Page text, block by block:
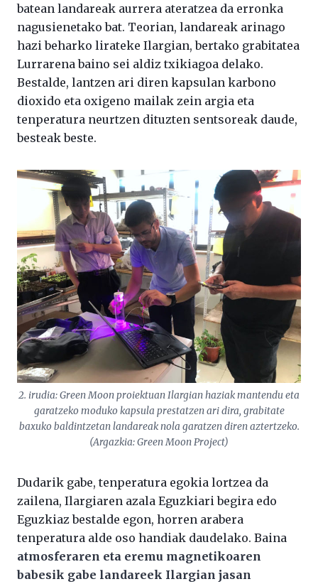
batean landareak aurrera ateratzea da erronka
nagusienetako bat. Teorian, landareak arinago
hazi beharko lirateke Ilargian, bertako grabitatea
Lurrarena baino sei aldiz txikiagoa delako.
Bestalde, lantzen ari diren kapsulan karbono
dioxido eta oxigeno mailak zein argia eta
tenperatura neurtzen dituzten sentsoreak daude,
besteak beste.
2. irudia: Green Moon proiektuan Ilargian haziak mantendu eta
garatzeko moduko kapsula prestatzen ari dira, grabitate
baxuko baldintzetan landareak nola garatzen diren aztertzeko.
(Argazkia: Green Moon Project)
Dudarik gabe, tenperatura egokia lortzea da
zailena, Ilargiaren azala Eguzkiari begira edo
Eguzkiaz bestalde egon, horren arabera
tenperatura alde oso handiak daudelako. Baina
atmosferaren eta eremu magnetikoaren
babesik gabe landareek Ilargian jasan